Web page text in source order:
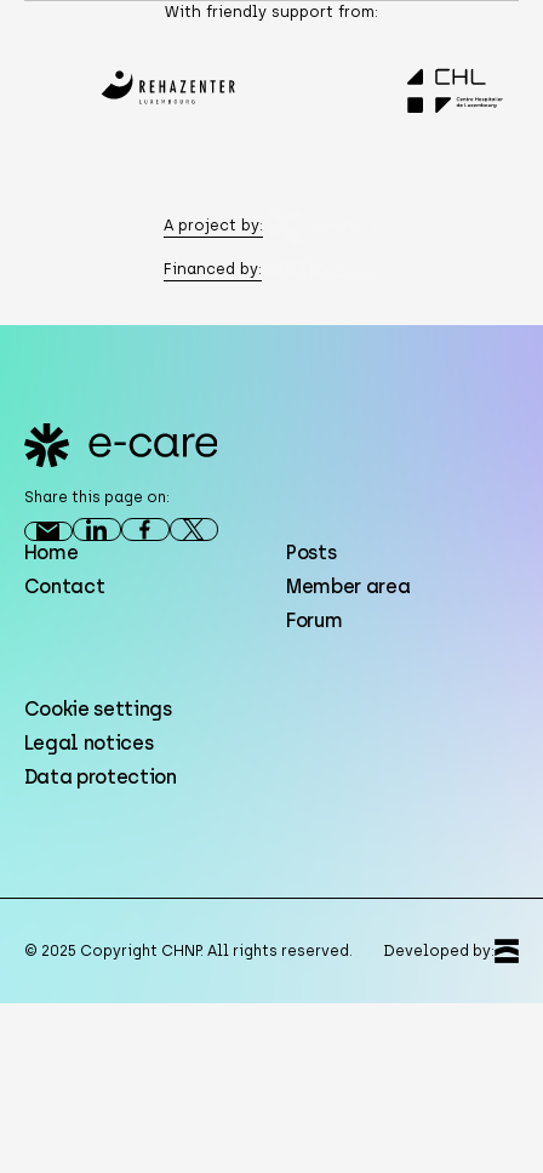
With friendly support from:
A project by:
Financed by:
Share this page on:
Home
Contact
Posts
Member area
Forum
Cookie settings
Legal notices
Data protection
© 2025 Copyright CHNP. All rights reserved. Developed by: